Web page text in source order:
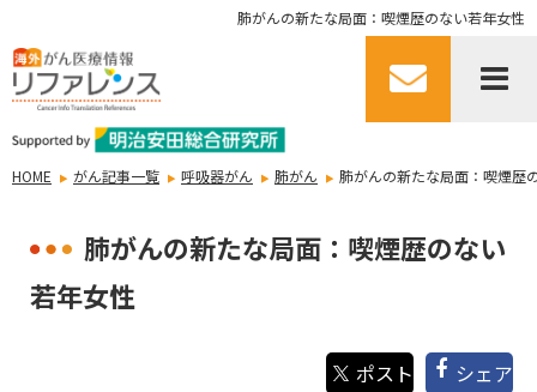
肺がんの新たな局面：喫煙歴のない若年女性
HOME がん記事一覧 呼吸器がん 肺がん 肺がんの新たな局面：喫煙歴
肺がんの新たな局面：喫煙歴のない
若年女性
シェア